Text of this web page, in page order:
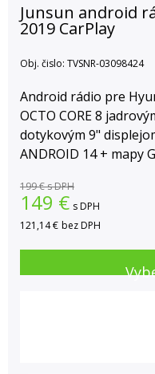
Junsun android
2019 CarPlay
Obj. čislo: TVSNR-03098424
Android rádio pre
OCTO CORE 8
dotykovým 9"
ANDROID 14 + mapy
199 €s DPH
149 € s DPH
121,14 € bez DPH